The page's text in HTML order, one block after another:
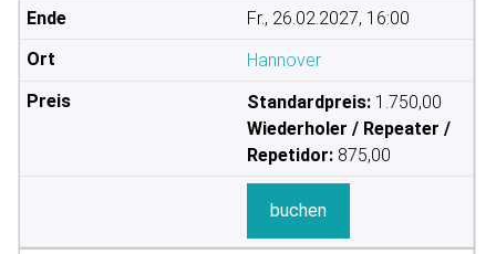
Fr., 26.02.2027, 16:00
Hannover
Standardpreis: 1.750,00
Wiederholer / Repeater /
Repetidor: 875,00
buchen